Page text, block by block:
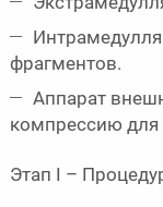
фрагментов.
Аппарат
компрессию для
Этап I –